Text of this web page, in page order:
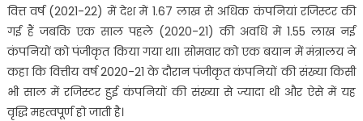
वित्त वर्ष (2021-22) में देश में 1.67 लाख से अधिक कंपनियां रजिस्टर की
गई हैं जबकि एक साल पहले (2020-21) की अवधि में 1.55 लाख नई
कंपनियों को पंजीकृत किया गया था। सोमवार को एक बयान में मंत्रालय ने
कहा कि वित्तीय वर्ष 2020-21 के दौरान पंजीकृत कंपनियों की संख्या किसी
भी साल में रजिस्टर हुई कंपनियों की संख्या से ज्यादा थी और ऐसे में यह
वृद्धि महत्वपूर्ण हो जाती है।